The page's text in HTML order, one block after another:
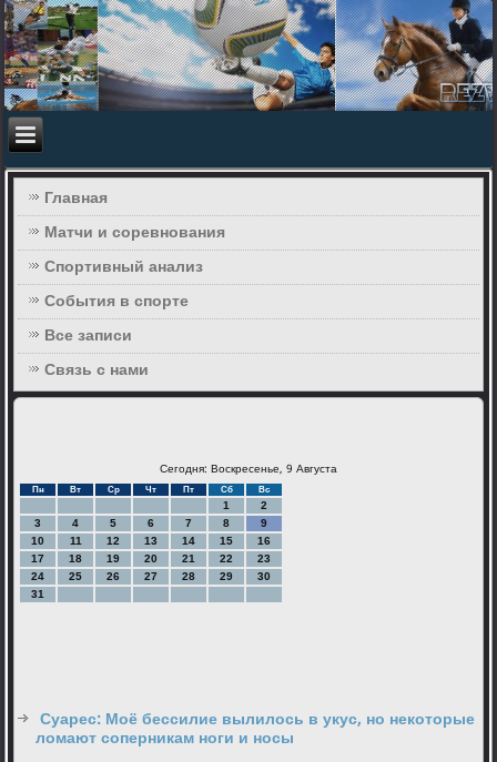
Главная
Матчи и соревнования
Спортивный анализ
События в спорте
Все записи
Связь с нами
Сегодня: Воскресенье, 9 Августа
Пн Вт Ср Чт Пт Сб Вс
1
2
3
4 5 6 7 8
9
10
11 12 13 14 15
16
17
18 19 20 21 22
23
24
25 26 27 28 29
30
31
Суарес: Моё бессилие вылилось в укус, но некоторые
ломают соперникам ноги и носы